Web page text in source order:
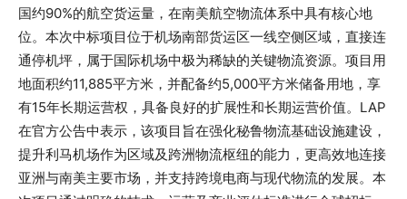
国约90%的航空货运量，在南美航空物流体系中具有核心地
位。本次中标项目位于机场南部货运区一线空侧区域，直接连
通停机坪，属于国际机场中极为稀缺的关键物流资源。项目用
地面积约11,885平方米，并配备约5,000平方米储备用地，享
有15年长期运营权，具备良好的扩展性和长期运营价值。LAP
在官方公告中表示，该项目旨在强化秘鲁物流基础设施建设，
提升利马机场作为区域及跨洲物流枢纽的能力，更高效地连接
亚洲与南美主要市场，并支持跨境电商与现代物流的发展。本